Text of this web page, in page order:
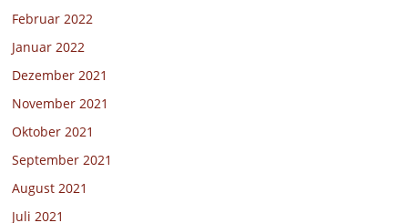
Februar 2022
Januar 2022
Dezember 2021
November 2021
Oktober 2021
September 2021
August 2021
Juli 2021